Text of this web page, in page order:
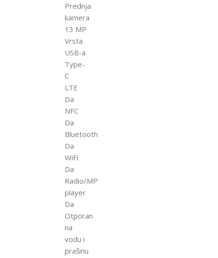
Prednja
kamera
13 MP
Vrsta
USB-a
Type-
C
LTE
Da
NFC
Da
Bluetooth
Da
WiFi
Da
Radio/MP
player
Da
Otporan
na
vodu i
prašinu